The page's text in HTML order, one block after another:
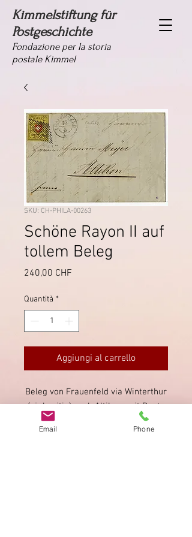
Kimmelstiftung für
Postgeschichte
Fondazione per la storia
postale Kimmel
SKU: CH-PHILA-00263
Schöne Rayon II auf
tollem Beleg
240,00 CHF
Quantità *
Aggiungi al carrello
Beleg von Frauenfeld via Winterthur
(rückseitig) nach Altikon, mit Raute
entwertet. Fehlerfreie, breitrandige
Rayon II, T36 E RO. Attest liegt bei.
Email Phone